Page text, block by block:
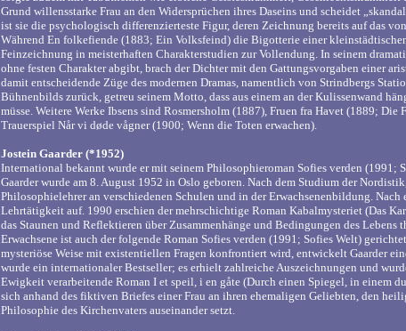
Grund willensstarke Frau an den Widersprüchen ihres Daseins und scheidet
ist sie die psychologisch differenzierteste Figur, deren Zeichnung bereits auf das
Während En folkefiende (1883; Ein Volksfeind) die Bigotterie einer
Feinzeichnung in meisterhaften Charakterstudien zur Vollendung. In seinem
ohne festen Charakter abgibt, brach der Dichter mit den Gattungsvorgaben einer
damit entscheidende Züge des modernen Dramas, namentlich von Strindbergs
Bühnenbilds zurück, getreu seinem Motto, dass aus einem an der Kulissenwand
müsse. Weitere Werke Ibsens sind Rosmersholm (1887), Fruen fra Havet (1889;
Trauerspiel Når vi døde vågner (1900; Wenn die Toten erwachen).
Jostein Gaarder (*1952)
International bekannt wurde er mit seinem Philosophieroman Sofies verden (1991;
Gaarder wurde am 8. August 1952 in Oslo geboren. Nach dem Studium der
Philosophielehrer an verschiedenen Schulen und in der Erwachsenenbildung.
Lehrtätigkeit auf. 1990 erschien der mehrschichtige Roman Kabalmysteriet (Das
das Staunen und Reflektieren über Zusammenhänge und Bedingungen des
Erwachsene ist auch der folgende Roman Sofies verden (1991; Sofies Welt)
mysteriöse Weise mit existentiellen Fragen konfrontiert wird, entwickelt Gaarder
wurde ein internationaler Bestseller; es erhielt zahlreiche Auszeichnungen und
Ewigkeit verarbeitende Roman I et speil, i en gåte (Durch einen Spiegel, in einem
sich anhand des fiktiven Briefes einer Frau an ihren ehemaligen Geliebten, den
Philosophie des Kirchenvaters auseinander setzt.